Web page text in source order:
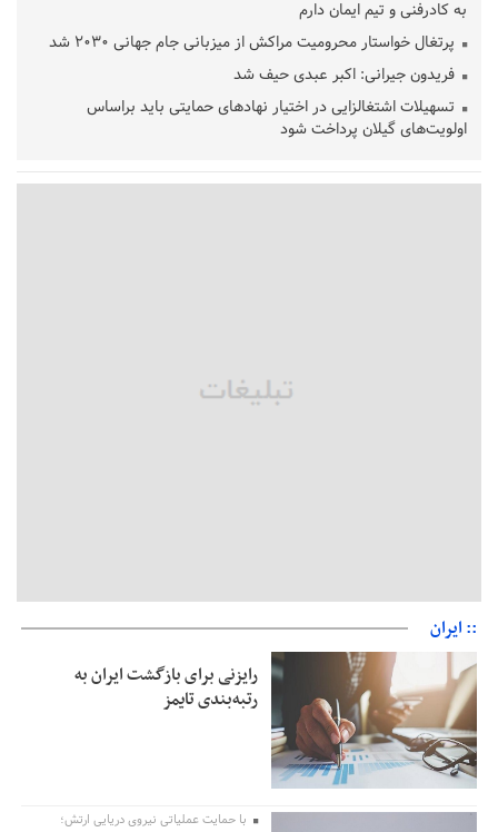
به کادرفنی و تیم ایمان دارم
پرتغال خواستار محرومیت مراکش از میزبانی جام جهانی ۲۰۳۰ شد
فریدون جیرانی: اکبر عبدی حیف شد
تسهیلات اشتغالزایی در اختیار نهادهای حمایتی باید براساس
اولویت‌های گیلان پرداخت شود
قلعه‌نویی مشخص شد
:: ایران
رایزنی برای بازگشت ایران به
رتبه‌بندی تایمز
با حمایت عملیاتی نیروی دریایی ارتش؛